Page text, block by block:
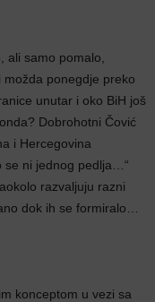
ali samo pomalo,
ponegdje preko
unutar i oko BiH još
Dobrohotni Čović
i Hercegovina
se ni jednog pedlja…“
razvaljuju razni
dok ih se formiralo…
konceptom u vezi sa